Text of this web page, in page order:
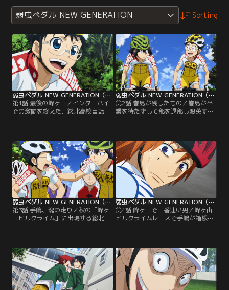
弱虫ペダル NEW GENERATION Sorting
弱虫ペダル NEW GENERATION（第三期） 第01話
第1話 最後の峰ヶ山／インターハイ
での激闘を終えた、総北高校自転車
チームとしての新たな闘いに向けて
走り出していた。総北の新キャプテ
ンに任命された手嶋も、盟友の青八
木と共に連覇を目指し動き出す。そ
んな中坂道は憧れの先輩である巻島
から、ある事を告げられる…。
弱虫ペダル NEW GENERATION（第三期） 第02話
第2話 巻島が残したもの／巻島が卒
業を待たずして部を退部し渡英する
からクライマーとしての魂を受け継
いだ手嶋が「ゆっくりでいい」と語
りかける。一方、箱根学園も新キャ
プテンに泉田が任命され今年の雪辱
を果たすべく新生チームが始動。そ
の中には新たなメンバーが…。
弱虫ペダル NEW GENERATION（第三期） 第03話
第3話 手嶋、魂の走り／秋の「峰ヶ
山ヒルクライム」に出場する総北高
萎縮してしまう。一方、箱根学園は
2年生の葦木場拓斗を送り込んでき
た。202cmという長身を活かし
た“メトロノームダンシング”で他を
圧倒する葦木場に対し…。
弱虫ペダル NEW GENERATION（第三期） 第04話
第4話 峰ヶ山で一番速い男／峰ヶ山
ヒルクライムレースで手嶋が箱根学
ルを回し、葦木場に迫る！一方、田
所の卒業レースとなる「湾岸クリテ
リウム」では、鳴子と青八木もエー
ススプリンターの座を賭けて勝負！